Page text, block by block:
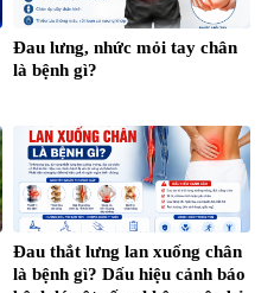
Đau lưng, nhức mỏi tay chân
là bệnh gì?
Đau thắt lưng lan xuống chân
là bệnh gì? Dấu hiệu cảnh báo